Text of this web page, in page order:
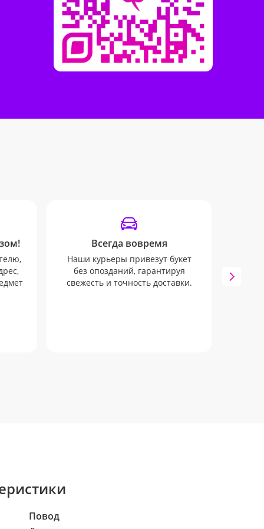
Всегда вовремя
Наши курьеры привезут букет
без опозданий, гарантируя
свежесть и точность доставки.
Повод